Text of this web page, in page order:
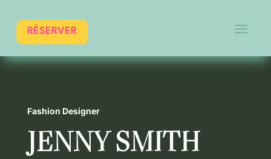
RÉSERVER
Fashion Designer
JENNY SMITH